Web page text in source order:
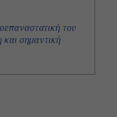
του
σημαντική